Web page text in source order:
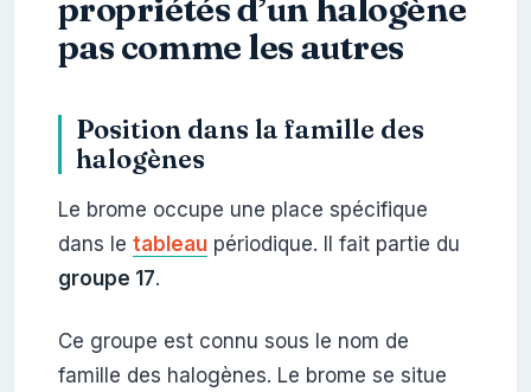
pas comme les autres
Position dans la famille des
halogènes
Le brome occupe une place spécifique
dans le tableaupériodique. Il fait partie du
groupe 17.
Ce groupe est connu sous le nom de
famille des halogènes. Le brome se situe